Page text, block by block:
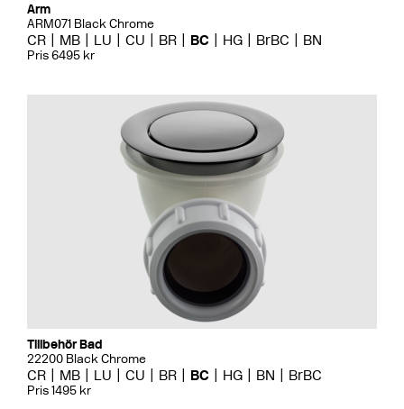
Arm
ARM071 Black Chrome
CR MB LU CU BR BC HG BrBC BN
Pris 6495 kr
Tillbehör Bad
22200 Black Chrome
CR MB LU CU BR BC HG BN BrBC
Pris 1495 kr